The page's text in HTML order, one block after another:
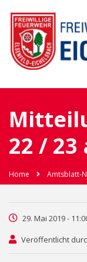
22 / 23
Home Amtsblatt-
29. Mai 2019 -
Veröffentlicht